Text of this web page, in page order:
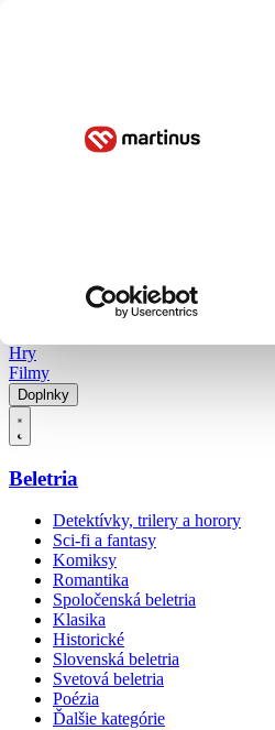
Hry
Filmy
Doplnky
Beletria
Detektívky, trilery a horory
Sci-fi a fantasy
Komiksy
Romantika
Spoločenská beletria
Klasika
Historické
Slovenská beletria
Svetová beletria
Poézia
Ďalšie kategórie